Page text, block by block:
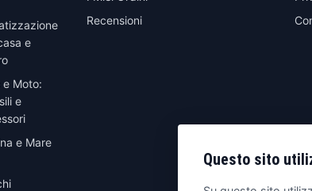
e
e Moto:
e
e Mare
Recensioni
Questo sito